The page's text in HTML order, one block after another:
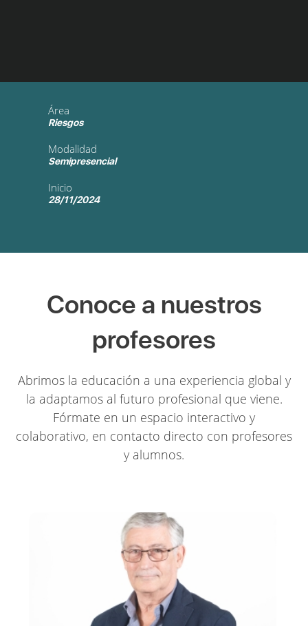
Área
Riesgos
Modalidad
Semipresencial
Inicio
28/11/2024
Conoce a nuestros
profesores
Abrimos la educación a una experiencia global y
la adaptamos al futuro profesional que viene.
Fórmate en un espacio interactivo y
colaborativo, en contacto directo con profesores
y alumnos.